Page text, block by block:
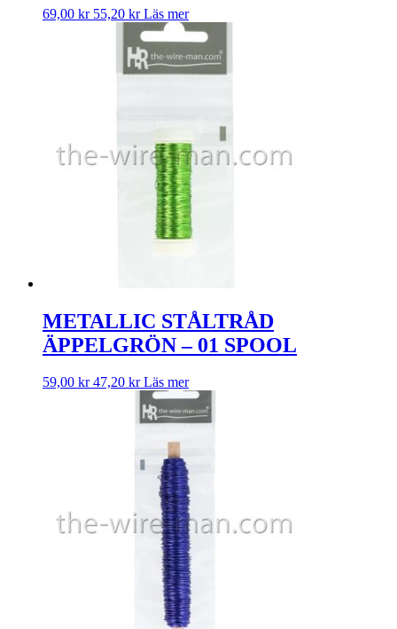
69,00 kr 55,20 kr Läs mer
METALLIC STÅLTRÅD
ÄPPELGRÖN – 01 SPOOL
59,00 kr 47,20 kr Läs mer